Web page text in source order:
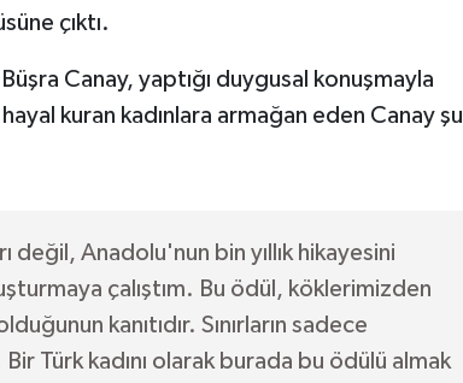
çıktı.
Canay, yaptığı duygusal konuşmayla
kuran kadınlara armağan eden Canay şu
değil, Anadolu'nun bin yıllık hikayesini
çalıştım. Bu ödül, köklerimizden
kanıtıdır. Sınırların sadece
Türk kadını olarak burada bu ödülü almak